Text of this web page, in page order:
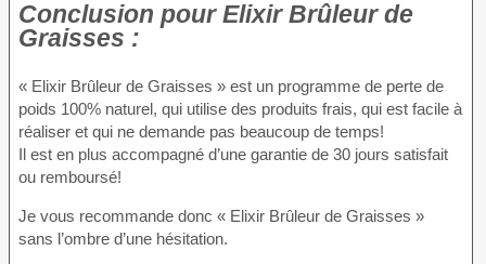
Conclusion pour Elixir Brûleur de
Graisses :
« Elixir Brûleur de Graisses » est un programme de perte de
poids 100% naturel, qui utilise des produits frais, qui est facile à
réaliser et qui ne demande pas beaucoup de temps!
Il est en plus accompagné d’une garantie de 30 jours satisfait
ou remboursé!
Je vous recommande donc « Elixir Brûleur de Graisses »
sans l’ombre d’une hésitation.